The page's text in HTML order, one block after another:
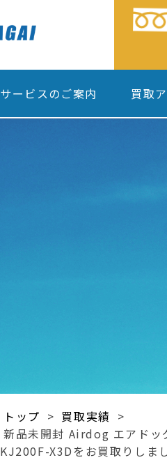
サービスのご案内 買取
トップ > 買取実績 >
新品未開封 Airdog エアドッ
KJ200F-X3Dをお買取りしまし